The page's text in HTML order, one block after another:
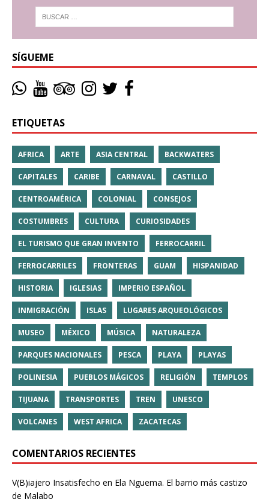
SÍGUEME
ETIQUETAS
AFRICA ARTE ASIA CENTRAL BACKWATERS
CAPITALES CARIBE CARNAVAL CASTILLO
CENTROAMÉRICA COLONIAL CONSEJOS
COSTUMBRES CULTURA CURIOSIDADES
EL TURISMO QUE GRAN INVENTO FERROCARRIL
FERROCARRILES FRONTERAS GUAM HISPANIDAD
HISTORIA IGLESIAS IMPERIO ESPAÑOL
INMIGRACIÓN ISLAS LUGARES ARQUEOLÓGICOS
MUSEO MÉXICO MÚSICA NATURALEZA
PARQUES NACIONALES PESCA PLAYA PLAYAS
POLINESIA PUEBLOS MÁGICOS RELIGIÓN TEMPLOS
TIJUANA TRANSPORTES TREN UNESCO
VOLCANES WEST AFRICA ZACATECAS
COMENTARIOS RECIENTES
V(B)iajero Insatisfecho en Ela Nguema. El barrio más castizo
de Malabo